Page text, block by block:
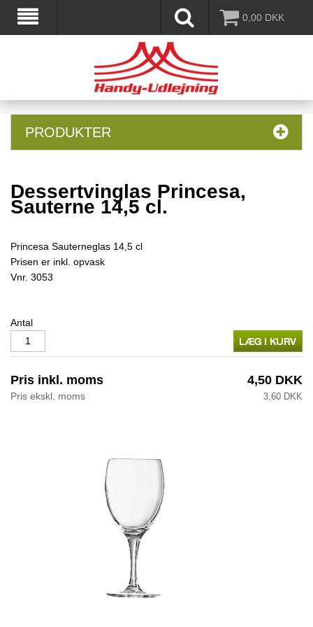
0,00 DKK
PRODUKTER
Dessertvinglas Princesa,
Sauterne 14,5 cl.
Princesa Sauterneglas 14,5 cl
Prisen er inkl. opvask
Vnr. 3053
Antal
Pris inkl. moms 4,50 DKK
Pris ekskl. moms 3,60 DKK